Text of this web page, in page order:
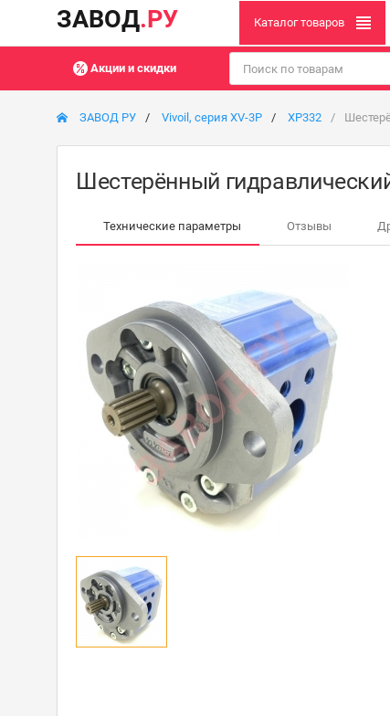
ЗАВОД.РУ Каталог товаров
Акции и скидки
ЗАВОД РУ Vivoil, серия XV-3P XP332
Шестерённый
Технические параметры Отзывы